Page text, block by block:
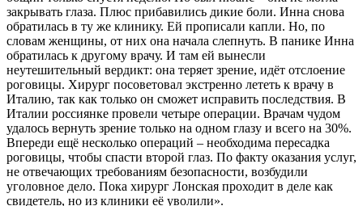
закрывать глаза. Плюс прибавились дикие боли. Инна снова
обратилась в ту же клинику. Ей прописали капли. Но, по
словам женщины, от них она начала слепнуть. В панике Инна
обратилась к другому врачу. И там ей вынесли
неутешительный вердикт: она теряет зрение, идёт отслоение
роговицы. Хирург посоветовал экстренно лететь к врачу в
Италию, так как только он сможет исправить последствия. В
Италии россиянке провели четыре операции. Врачам чудом
удалось вернуть зрение только на одном глазу и всего на 30%.
Впереди ещё несколько операций – необходима пересадка
роговицы, чтобы спасти второй глаз. По факту оказания услуг,
не отвечающих требованиям безопасности, возбудили
уголовное дело. Пока хирург Лонская проходит в деле как
свидетель, но из клиники её уволили».